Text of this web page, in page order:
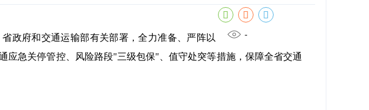
-
政府和交通运输部有关部署，全力准备、严阵以
急关停管控、风险路段"三级包保"、值守处突等措施，保障全省交通